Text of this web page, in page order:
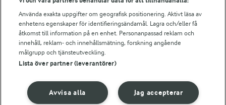
© 2026 Arla Foods
Ändra cookie-inställningar
Använda exakta uppgifter om geografisk positionering. Aktivt läsa av
enhetens egenskaper för identifieringsändamål. Lagra och/eller få
åtkomst till information på en enhet. Personanpassad reklam och
innehåll, reklam- och innehållsmätning, forskning angående
målgrupp och tjänsteutveckling.
Lista över partner (leverantörer)
Jag accepterar
Avvisa alla